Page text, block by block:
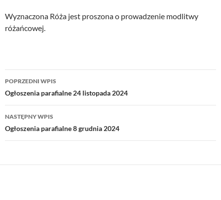
Wyznaczona Róża jest proszona o prowadzenie modlitwy
różańcowej.
Nawigacja
wpisu
POPRZEDNI WPIS
Ogłoszenia parafialne 24 listopada 2024
NASTĘPNY WPIS
Ogłoszenia parafialne 8 grudnia 2024